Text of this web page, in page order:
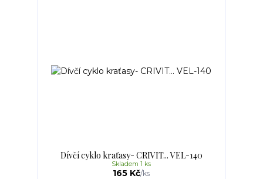
Dívčí cyklo kraťasy- CRIVIT... VEL-140
165 Kč/ks
Skladem 1 ks